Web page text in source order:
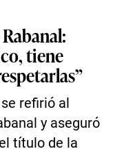
tiene
refirió al
y aseguró
título de la